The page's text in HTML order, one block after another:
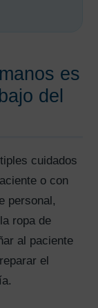
es
del
cuidados
o con
personal,
ropa de
al paciente
el